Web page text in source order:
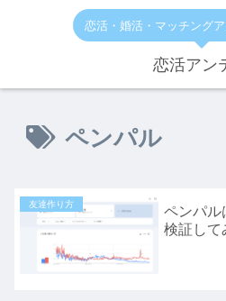
恋活・婚活・マッチング
恋活アン
ペンパル
友達作り方
ペンパル
検証して